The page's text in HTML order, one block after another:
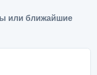
или ближайшие